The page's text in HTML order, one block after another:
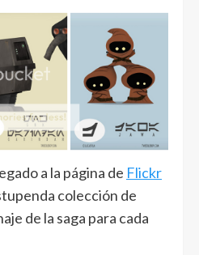
a la página de Flickr
colección de
de la saga para cada